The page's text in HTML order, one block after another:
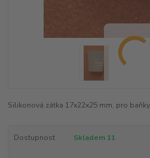
Silikonová zátka 17x22x25 mm, pro
Dostupnost Skladem 11